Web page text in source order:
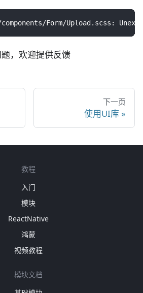
Form/Upload.scss:
，欢迎提供反馈
下一页
使用UI库
教程
入门
模块
ReactNative
鸿蒙
视频教程
模块文档